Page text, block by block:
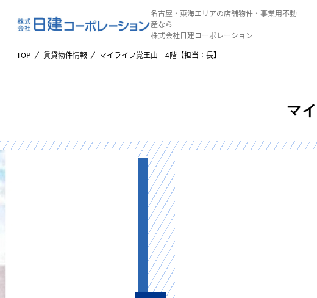
名古屋・東海エリアの店舗物件・事業用不動
産なら
株式会社日建コーポレーション
TOP 賃貸物件情報 マイライフ覚王山 4階【担当：長】
マ